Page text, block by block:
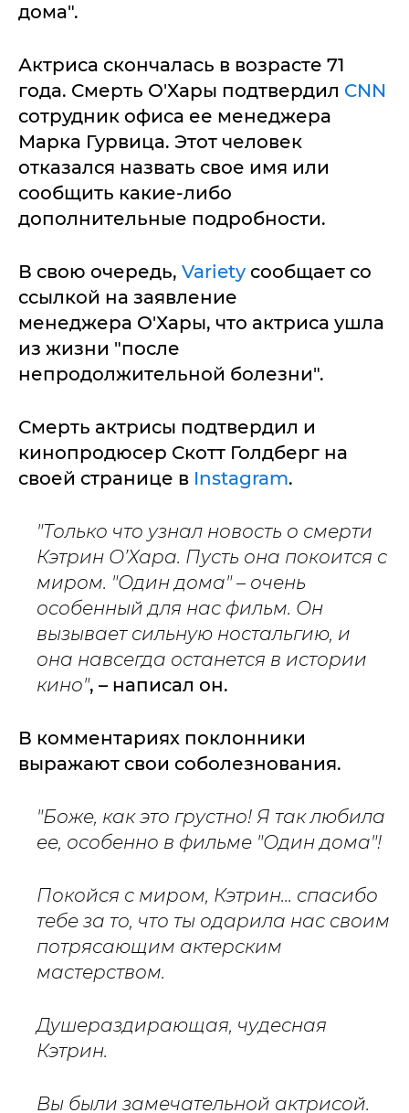
дома".
Актриса скончалась в возрасте 71
года. Смерть О'Хары подтвердил CNN
сотрудник офиса ее менеджера
Марка Гурвица. Этот человек
отказался назвать свое имя или
сообщить какие-либо
дополнительные подробности.
В свою очередь, Variety сообщает со
ссылкой на заявление
менеджера О'Хары, что актриса ушла
из жизни "после
непродолжительной болезни".
Смерть актрисы подтвердил и
кинопродюсер Скотт Голдберг на
своей странице в Instagram.
"Только что узнал новость о смерти
Кэтрин О’Хара. Пусть она покоится с
миром. "Один дома" – очень
особенный для нас фильм. Он
вызывает сильную ностальгию, и
она навсегда останется в истории
кино", – написал он.
В комментариях поклонники
выражают свои соболезнования.
"Боже, как это грустно! Я так любила
ее, особенно в фильме "Один дома"!
Покойся с миром, Кэтрин... спасибо
тебе за то, что ты одарила нас своим
потрясающим актерским
мастерством.
Душераздирающая, чудесная
Кэтрин.
Вы были замечательной актрисой.